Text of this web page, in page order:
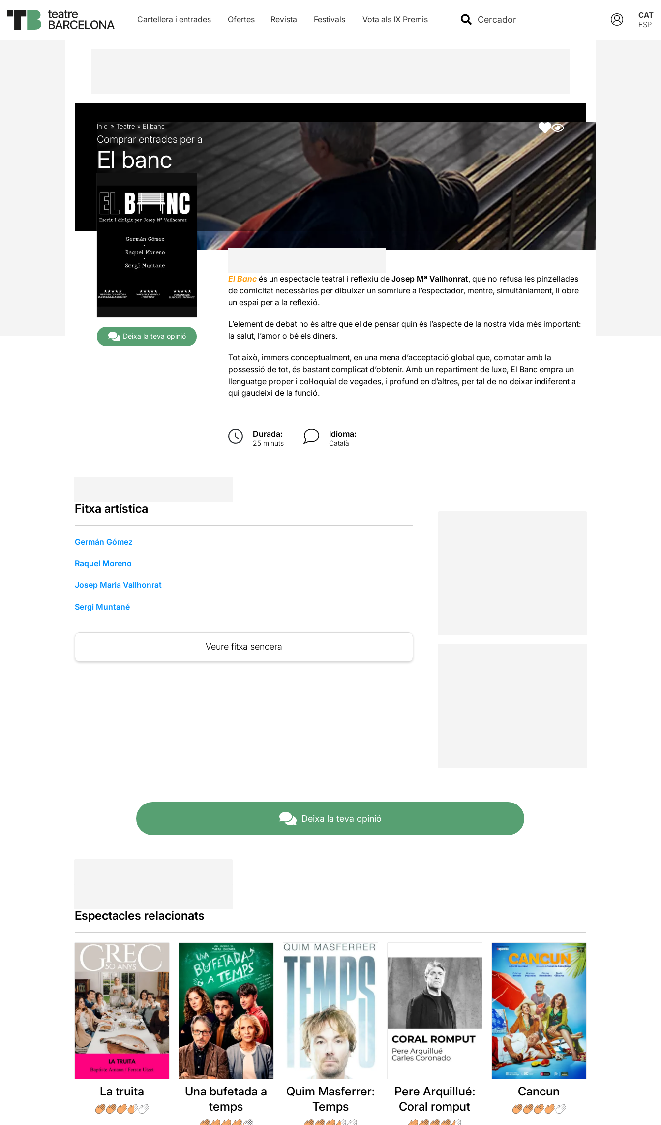
Cartellera i entrades Ofertes Revista Festivals Vota als IX Premis
CAT
ESP
Descripció Fitxa artística
Inici » Teatre » El banc
Comprar entrades per a
El banc
Deixa la teva opinió
El Bancés un espectacle teatral i reflexiu de Josep Mª Vallhonrat, que no refusa les pinzellades
de comicitat necessàries per dibuixar un somriure a l’espectador, mentre, simultàniament, li obre
un espai per a la reflexió.
L’element de debat no és altre que el de pensar quin és l’aspecte de la nostra vida més important:
la salut, l’amor o bé els diners.
Tot això, immers conceptualment, en una mena d’acceptació global que, comptar amb la
possessió de tot, és bastant complicat d’obtenir. Amb un repartiment de luxe, El Banc empra un
llenguatge proper i col·loquial de vegades, i profund en d’altres, per tal de no deixar indiferent a
qui gaudeixi de la funció.
Durada:
25 minuts
Idioma:
Català
Fitxa artística
Germán Gómez
Raquel Moreno
Josep Maria Vallhonrat
Sergi Muntané
Veure fitxa sencera
Deixa la teva opinió
Espectacles relacionats
La truita
Una bufetada a
temps
Quim Masferrer:
Temps
Pere Arquillué:
Coral romput
Cancun